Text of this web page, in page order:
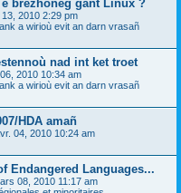
brezhoneg gant Linux ?
13, 2010 2:29 pm
a wirioù evit an darn vrasañ
nad int ket troet
2010 10:34 am
a wirioù evit an darn vrasañ
HDA amañ
04, 2010 10:24 am
Endangered Languages...
08, 2010 11:17 am